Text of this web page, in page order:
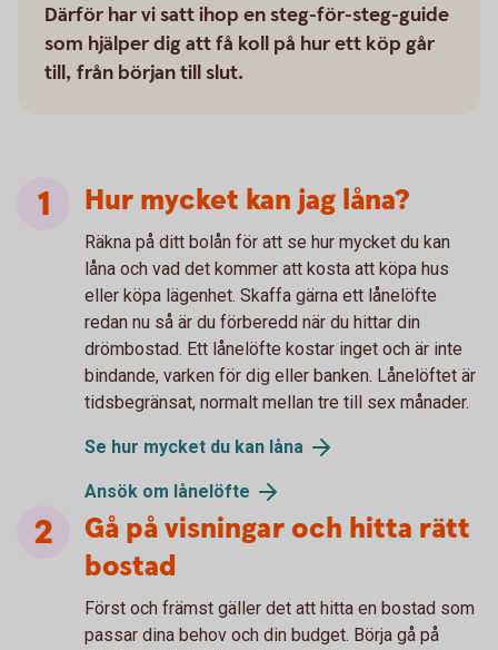
Därför har vi satt ihop en steg-för-steg-guide
som hjälper dig att få koll på hur ett köp går
till, från början till slut.
Hur mycket kan jag låna?
Räkna på ditt bolån för att se hur mycket du kan
låna och vad det kommer att kosta att köpa hus
eller köpa lägenhet. Skaffa gärna ett lånelöfte
redan nu så är du förberedd när du hittar din
drömbostad. Ett lånelöfte kostar inget och är inte
bindande, varken för dig eller banken. Lånelöftet är
tidsbegränsat, normalt mellan tre till sex månader.
Se hur mycket du kan låna
Ansök om lånelöfte
Gå på visningar och hitta rätt
bostad
Först och främst gäller det att hitta en bostad som
passar dina behov och din budget. Börja gå på